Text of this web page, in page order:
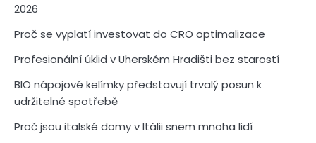
2026
Proč se vyplatí investovat do CRO optimalizace
Profesionální úklid v Uherském Hradišti bez starostí
BIO nápojové kelímky představují trvalý posun k
udržitelné spotřebě
Proč jsou italské domy v Itálii snem mnoha lidí